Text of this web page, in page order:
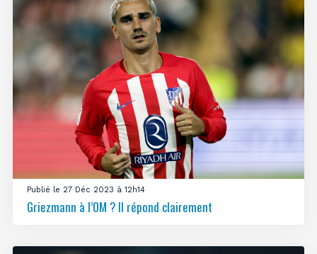
Publié le 27 Déc 2023 à 12h14
Griezmann à l’OM ? Il répond clairement